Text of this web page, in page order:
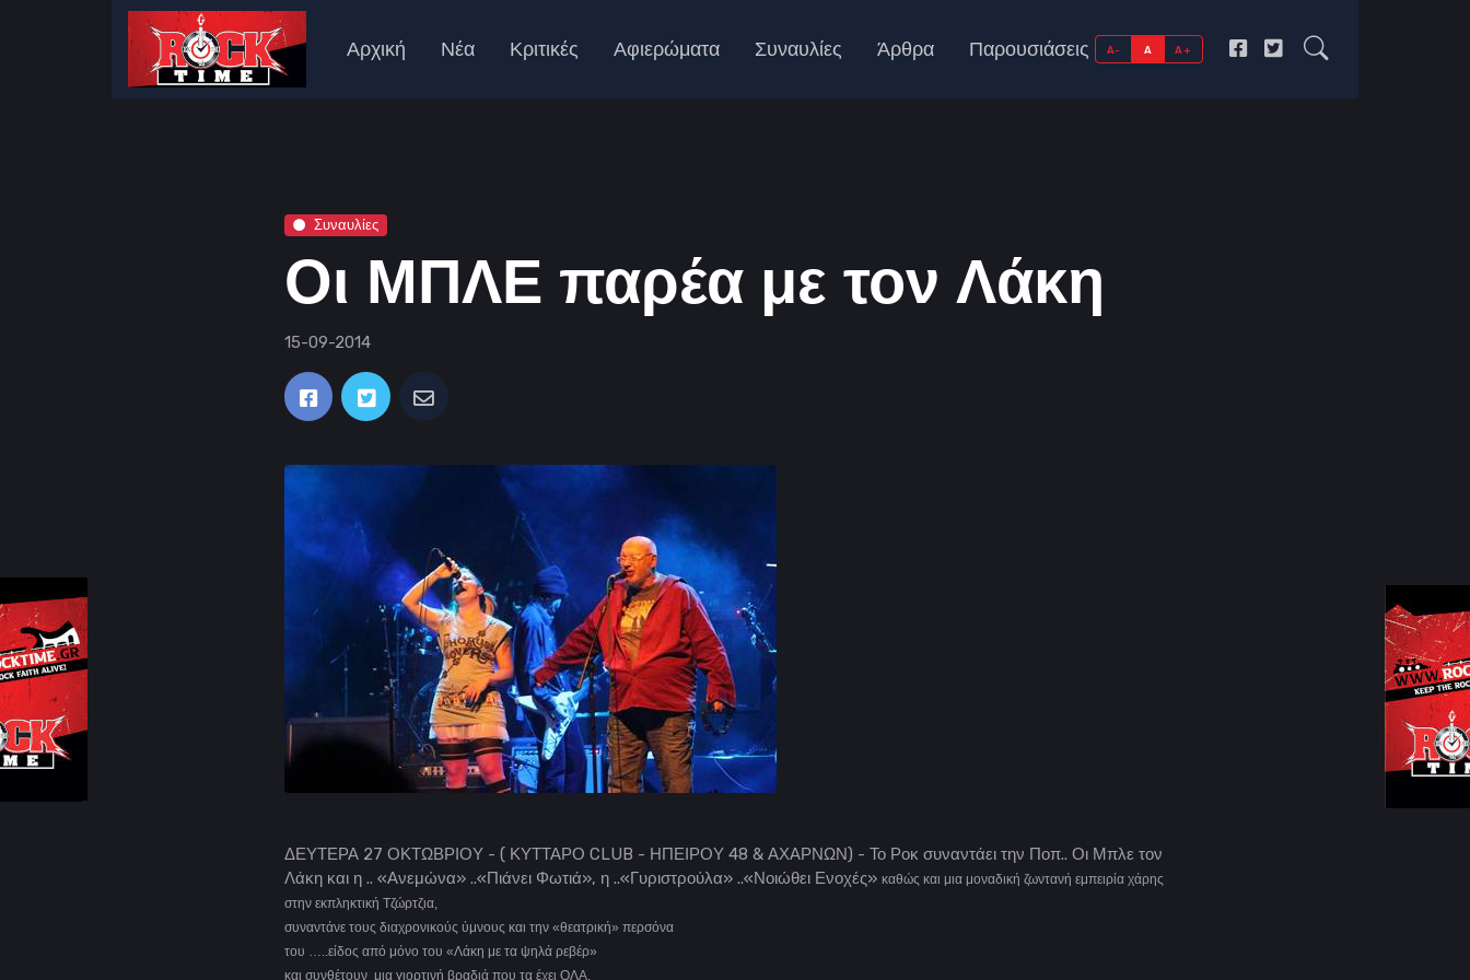
Αρχική Νέα Κριτικές Αφιερώματα Συναυλίες Άρθρα Παρουσιάσεις A- A A+
Συναυλίες
Οι ΜΠΛΕ παρέα με τον Λάκη
15-09-2014
ΔΕΥΤΕΡΑ 27 ΟΚΤΩΒΡΙΟΥ - ( ΚΥΤΤΑΡΟ CLUB - ΗΠΕΙΡΟΥ 48 & ΑΧΑΡΝΩΝ) - Το Ροκ συναντάει την Ποπ.. Οι Μπλε τον
Λάκη και η .. «Ανεμώνα» ..«Πιάνει Φωτιά», η ..«Γυριστρούλα» ..«Νοιώθει Ενοχές» καθώς και μια μοναδική ζωντανή εμπειρία χάρης
στην εκπληκτική Τζώρτζια,
συναντάνε τους διαχρονικούς ύμνους και την «θεατρική» περσόνα
του …..είδος από μόνο του «Λάκη με τα ψηλά ρεβέρ»
και συνθέτουν μια γιορτινή βραδιά που τα έχει ΟΛΑ.